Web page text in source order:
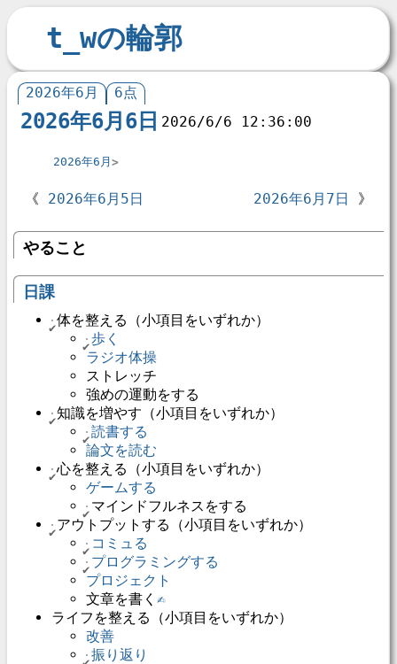
t_wの輪郭
2026年6月 6点
2026年6月6日 2026/6/6 12:36:00
2026年6月
2026年6月5日 2026年6月7日
やること
日課
体を整える（小項目をいずれか）
歩く
ラジオ体操
ストレッチ
強めの運動をする
知識を増やす（小項目をいずれか）
読書する
論文を読む
心を整える（小項目をいずれか）
ゲームする
マインドフルネスをする
アウトプットする（小項目をいずれか）
コミュる
プログラミングする
プロジェクト
文章を書く ✍️
ライフを整える（小項目をいずれか）
改善
振り返り